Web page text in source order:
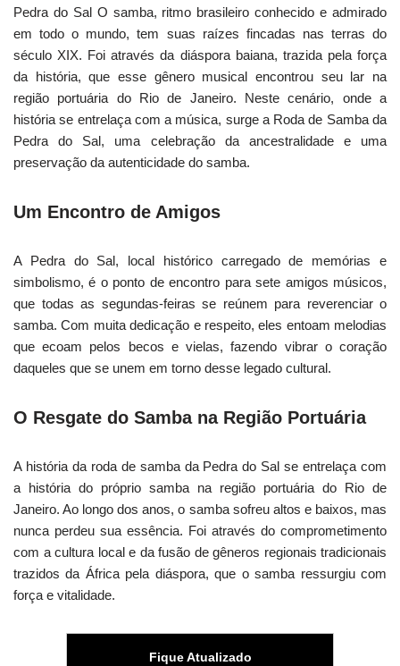
Pedra do Sal O samba, ritmo brasileiro conhecido e admirado
em todo o mundo, tem suas raízes fincadas nas terras do
século XIX. Foi através da diáspora baiana, trazida pela força
da história, que esse gênero musical encontrou seu lar na
região portuária do Rio de Janeiro. Neste cenário, onde a
história se entrelaça com a música, surge a Roda de Samba da
Pedra do Sal, uma celebração da ancestralidade e uma
preservação da autenticidade do samba.
Um Encontro de Amigos
A Pedra do Sal, local histórico carregado de memórias e
simbolismo, é o ponto de encontro para sete amigos músicos,
que todas as segundas-feiras se reúnem para reverenciar o
samba. Com muita dedicação e respeito, eles entoam melodias
que ecoam pelos becos e vielas, fazendo vibrar o coração
daqueles que se unem em torno desse legado cultural.
O Resgate do Samba na Região Portuária
A história da roda de samba da Pedra do Sal se entrelaça com
a história do próprio samba na região portuária do Rio de
Janeiro. Ao longo dos anos, o samba sofreu altos e baixos, mas
nunca perdeu sua essência. Foi através do comprometimento
com a cultura local e da fusão de gêneros regionais tradicionais
trazidos da África pela diáspora, que o samba ressurgiu com
força e vitalidade.
Fique Atualizado